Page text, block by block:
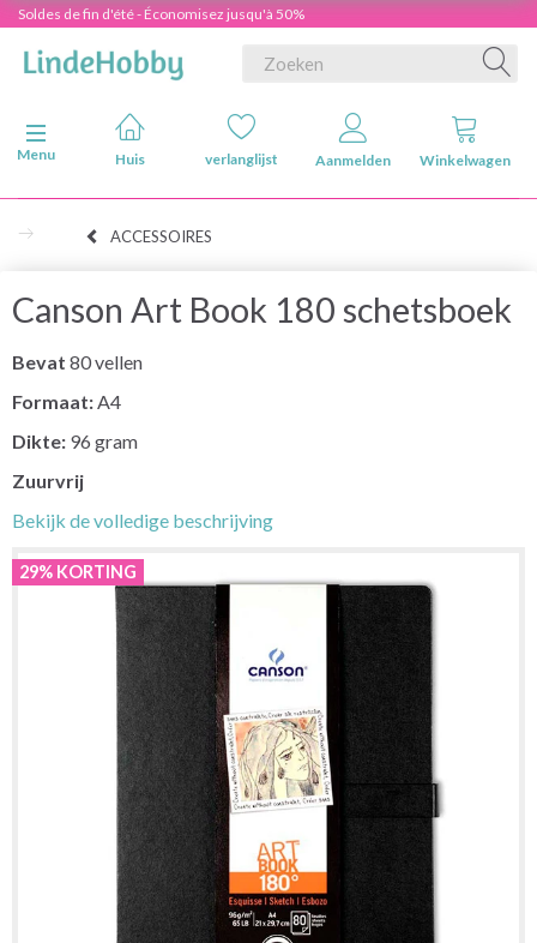
Soldes de fin d'été - Économisez jusqu'à 50%
Navigatie in-/uitschakelen
Menu
Huis verlanglijst Aanmelden Winkelwagen
ACCESSOIRES
Canson Art Book 180 schetsboek
Bevat 80 vellen
Formaat: A4
Dikte: 96 gram
Zuurvrij
Bekijk de volledige beschrijving
29% KORTING